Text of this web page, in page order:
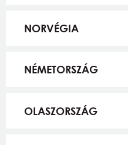
NORVÉGIA
NÉMETORSZÁG
OLASZORSZÁG